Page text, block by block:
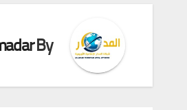
By